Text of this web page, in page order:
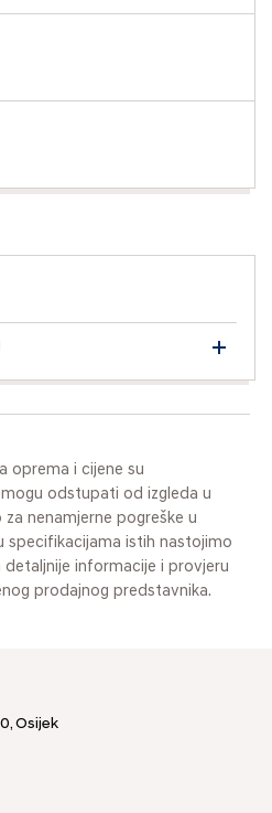
oprema i cijene su
odstupati od izgleda u
nenamjerne pogreške u
specifikacijama istih nastojimo
informacije i provjeru
prodajnog predstavnika.
Osijek